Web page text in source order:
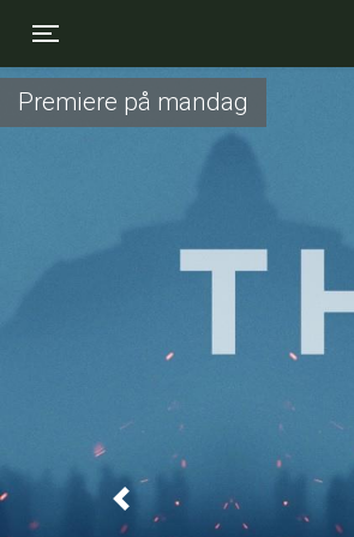
Premiere på mandag
Previous